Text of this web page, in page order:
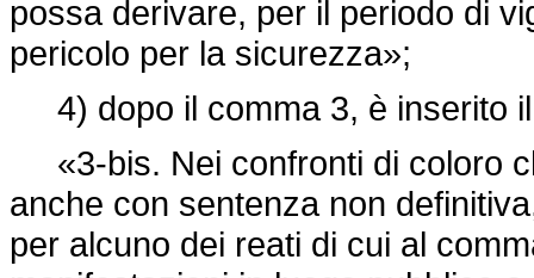
possa derivare, per il periodo di
pericolo per la sicurezza»;
4) dopo il comma 3, è inserito
«3-bis. Nei confronti di coloro
anche con sentenza non
per alcuno dei reati di cui al